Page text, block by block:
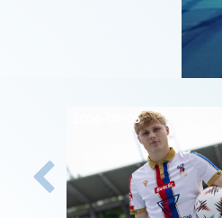
2026-08-05